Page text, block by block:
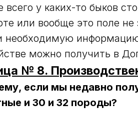
всего у каких-то быков
или вообще это поле
необходимую
можно получить в
№ 8.
если мы недавно
и 30 и 32 породы?